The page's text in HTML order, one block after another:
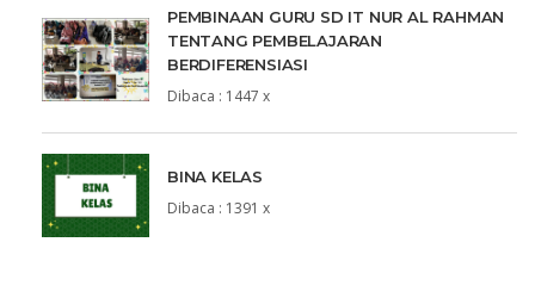
PEMBINAAN GURU SD IT NUR AL RAHMAN
TENTANG PEMBELAJARAN
BERDIFERENSIASI
Dibaca : 1447 x
BINA KELAS
Dibaca : 1391 x